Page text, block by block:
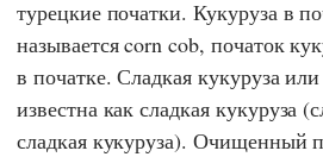
турецкие початки. Кукуруза в
называется corn cob, початок
в початке. Сладкая кукуруза
известна как сладкая кукуруза
сладкая кукуруза). Очищенный